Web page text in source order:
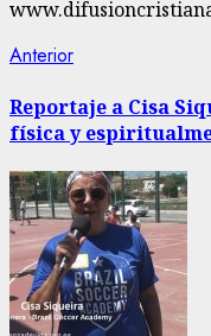
Navegación
de
entradas
AnteriorEntrada
Reportaje a Cisa
física y